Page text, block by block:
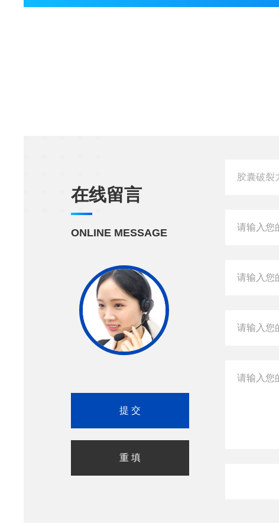
在线留言
ONLINE MESSAGE